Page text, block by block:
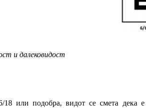
и далековидост
18 или подобра, видот се смета дека